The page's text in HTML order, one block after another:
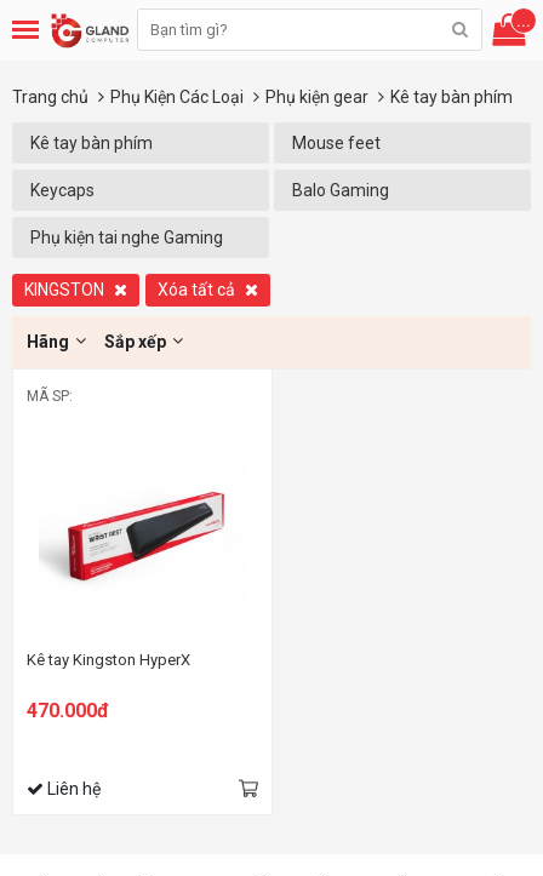
...
Trang chủ Phụ Kiện Các Loại Phụ kiện gear Kê tay bàn phím
Kê tay bàn phím Mouse feet
Keycaps Balo Gaming
Phụ kiện tai nghe Gaming
KINGSTON Xóa tất cả
Hãng Sắp xếp
MÃ SP:
Kê tay Kingston HyperX
470.000đ
Liên hệ